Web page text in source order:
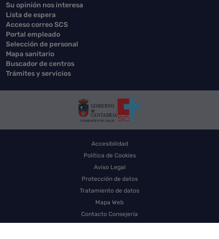
Su opinión nos interesa
Lista de espera
Acceso correo SCS
Portal empleado
Selección de personal
Mapa sanitario
Buscador de centros
Trámites y servicios
Accesibilidad
Política de Cookies
Aviso Legal
Protección de datos
Tratamiento de datos
Mapa Web
Contacto Consejería